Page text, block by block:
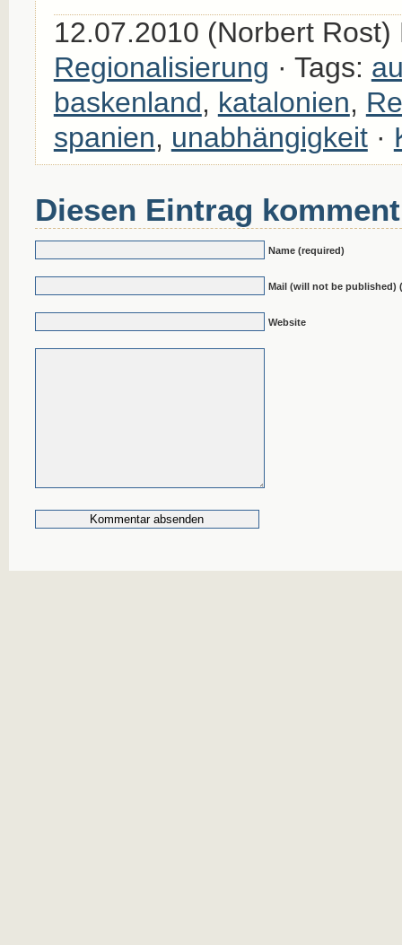
12.07.2010 (Norbert Rost)
Regionalisierung · Tags:
baskenland, katalonien,
spanien, unabhängigkeit·
Diesen Eintrag
Name (required)
Mail (will not be published)
Website